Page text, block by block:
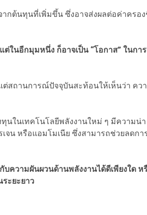
ากต้นทุนที่เพิ่มขึ้น ซึ่งอาจส่งผลต่อค่าครอ
ในอีกมุมหนึ่ง ก็อาจเป็น “โอกาส” ในการ
สถานการณ์ปัจจุบันสะท้อนให้เห็นว่า คว
นในเทคโนโลยีพลังงานใหม่ ๆ มีความน่า
เจน หรือแอมโมเนีย ซึ่งสามารถช่วยลดกา
ความผันผวนด้านพลังงานได้ดีเพียงใด ห
ระยะยาว